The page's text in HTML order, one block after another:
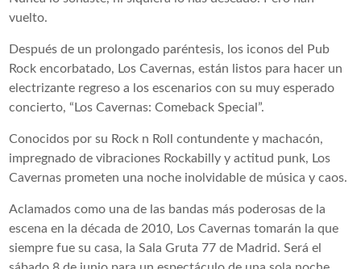
vuelto.
Después de un prolongado paréntesis, los iconos del Pub
Rock encorbatado, Los Cavernas, están listos para hacer un
electrizante regreso a los escenarios con su muy esperado
concierto, “Los Cavernas: Comeback Special”.
Conocidos por su Rock n Roll contundente y machacón,
impregnado de vibraciones Rockabilly y actitud punk, Los
Cavernas prometen una noche inolvidable de música y caos.
Aclamados como una de las bandas más poderosas de la
escena en la década de 2010, Los Cavernas tomarán la que
siempre fue su casa, la Sala Gruta 77 de Madrid. Será el